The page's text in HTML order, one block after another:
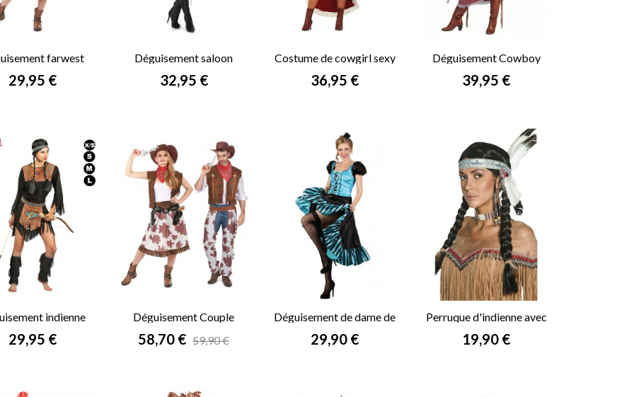
farwest
femme
Prix
29,95 €
Déguisement saloon
cabaret femme
Prix
32,95 €
Costume de cowgirl sexy
Prix
36,95 €
Déguisement Cowboy
femme
Prix
39,95 €
indienne
Pocahontas
Prix
29,95 €
Déguisement Couple
Farwest
Prix
58,70 € 59,90 €
Déguisement de dame de
saloon bleu
Prix
29,90 €
Perruque d'indienne avec
bandeau
Prix
19,90 €